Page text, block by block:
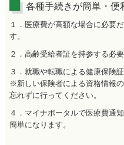
各種手続きが簡単・便
１．医療費が高額な場合に必要
す。
２．高齢受給者証を持参する必
３．就職や転職による健康保険
※新しい保険者による資格情報
忘れずに行ってください。
４．マイナポータルで医療費通
簡単になります。